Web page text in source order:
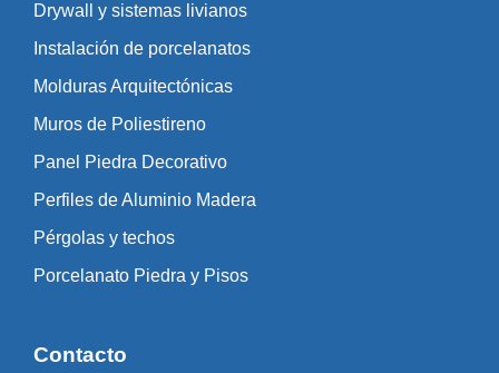
Drywall y sistemas livianos
Instalación de porcelanatos
Molduras Arquitectónicas
Muros de Poliestireno
Panel Piedra Decorativo
Perfiles de Aluminio Madera
Pérgolas y techos
Porcelanato Piedra y Pisos
Contacto